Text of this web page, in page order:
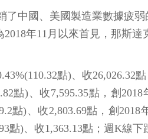
中國、美國製造業數據疲
年11月以來首見，那斯達
點)、收26,026.32
點)、收7,595.35點，創
點)、收2,803.69點，創
點)、收1,363.13點；週K線下